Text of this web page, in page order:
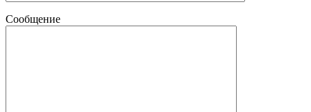
Сообщение